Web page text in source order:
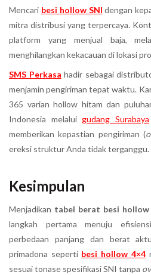
Mencari besi hollow SNI dengan
mitra distribusi yang terpercaya.
platform yang menjual baja,
menghilangkan kekacauan di lokasi
SMS Perkasa hadir sebagai
menjamin pengiriman tepat waktu.
365 varian hollow hitam dan
Indonesia melaluigudang Surabaya
memberikan kepastian pengiriman (
ereksi struktur Anda tidak terganggu.
Kesimpulan
Menjadikan tabel berat besi hollow
langkah pertama menuju
perbedaan panjang dan berat
primadona seperti besi hollow 4×4
sesuai tonase spesifikasi SNI tanpa